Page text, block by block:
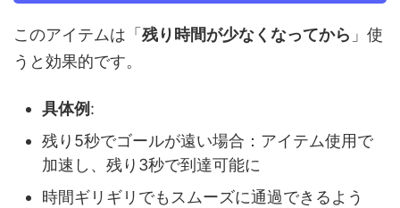
このアイテムは「 残り時間が少なくなってから 」使
うと効果的です。
具体例:
残り5秒でゴールが遠い場合：アイテム使用で
加速し、残り3秒で到達可能に
時間ギリギリでもスムーズに通過できるよう